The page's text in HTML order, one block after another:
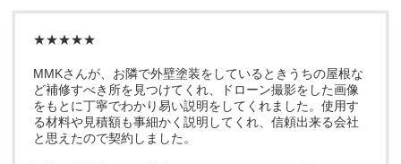
★★★★★
MMKさんが、お隣で外壁塗装をしているときうちの屋根な
ど補修すべき所を見つけてくれ、ドローン撮影をした画像
をもとに丁寧でわかり易い説明をしてくれました。使用す
る材料や見積額も事細かく説明してくれ、信頼出来る会社
と思えたので契約しました。